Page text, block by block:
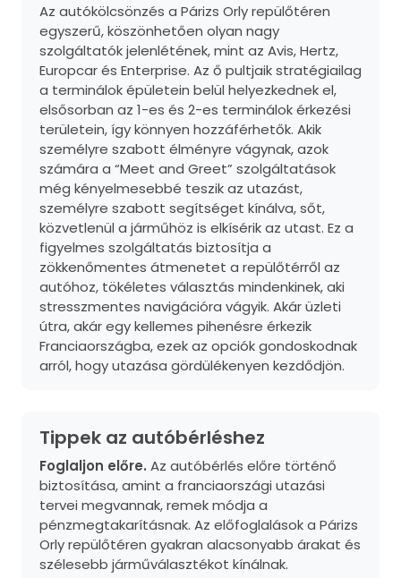
Az autókölcsönzés a Párizs Orly repülőtéren
egyszerű, köszönhetően olyan nagy
szolgáltatók jelenlétének, mint az Avis, Hertz,
Europcar és Enterprise. Az ő pultjaik stratégiailag
a terminálok épületein belül helyezkednek el,
elsősorban az 1-es és 2-es terminálok érkezési
területein, így könnyen hozzáférhetők. Akik
személyre szabott élményre vágynak, azok
számára a “Meet and Greet” szolgáltatások
még kényelmesebbé teszik az utazást,
személyre szabott segítséget kínálva, sőt,
közvetlenül a járműhöz is elkísérik az utast. Ez a
figyelmes szolgáltatás biztosítja a
zökkenőmentes átmenetet a repülőtérről az
autóhoz, tökéletes választás mindenkinek, aki
stresszmentes navigációra vágyik. Akár üzleti
útra, akár egy kellemes pihenésre érkezik
Franciaországba, ezek az opciók gondoskodnak
arról, hogy utazása gördülékenyen kezdődjön.
Tippek az autóbérléshez
Foglaljon előre. Az autóbérlés előre történő
biztosítása, amint a franciaországi utazási
tervei megvannak, remek módja a
pénzmegtakarításnak. Az előfoglalások a Párizs
Orly repülőtéren gyakran alacsonyabb árakat és
szélesebb járműválasztékot kínálnak.